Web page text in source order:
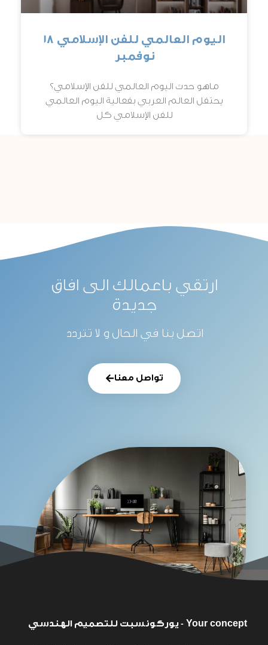
اليوم العالمي للفن اﻹسلامي 18
نوفمبر
ماهو حدث اليوم العالمي للفن اﻹسلامي؟
يحتفل العالم العربي بفعالية اليوم العالمي
للفن اﻹسلامي كل
ارتقي باعمالك الى افاق
جديدة
اتصل بنا في الحال و لا تتردد
تواصل معنا
Your concept - يوركونسبت للتصميم الهندسي